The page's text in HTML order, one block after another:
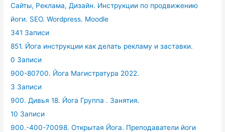
Сайты, Реклама, Дизайн. Инструкции по продвижению
йоги. SEO. Wordpress. Moodle
341 Записи
851. Йога инструкции как делать рекламу и заставки.
0 Записи
900-80700. Йога Магистратура 2022.
3 Записи
900. Дивья 18. Йога Группа . Занятия.
10 Записи
900.-400-70098. Открытая Йога. Преподаватели йоги